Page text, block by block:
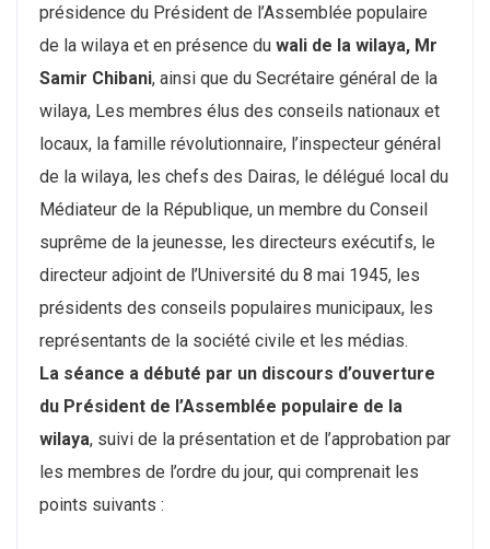
présidence du Président de l’Assemblée populaire
de la wilaya et en présence du wali de la wilaya, Mr
Samir Chibani, ainsi que du Secrétaire général de la
wilaya, Les membres élus des conseils nationaux et
locaux, la famille révolutionnaire, l’inspecteur général
de la wilaya, les chefs des Dairas, le délégué local du
Médiateur de la République, un membre du Conseil
suprême de la jeunesse, les directeurs exécutifs, le
directeur adjoint de l’Université du 8 mai 1945, les
présidents des conseils populaires municipaux, les
représentants de la société civile et les médias.
La séance a débuté par un discours d’ouverture
du Président de l’Assemblée populaire de la
wilaya, suivi de la présentation et de l’approbation par
les membres de l’ordre du jour, qui comprenait les
points suivants :